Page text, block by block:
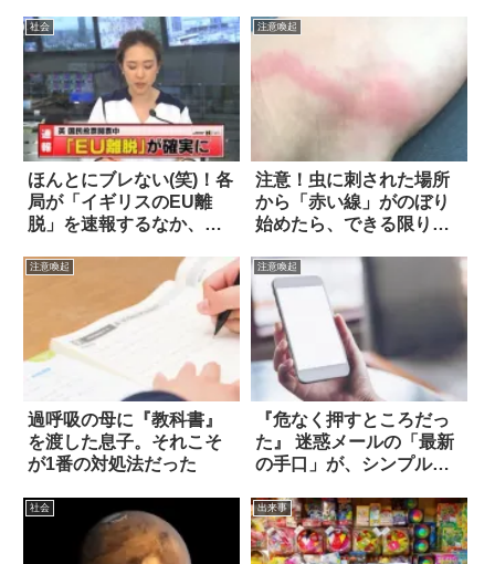
社会
ほんとにブレない(笑)！各
局が「イギリスのEU離
脱」を速報するなか、テ
注意喚起
注意！虫に刺された場所
から「赤い線」がのぼり
始めたら、できる限り病
注意喚起
過呼吸の母に『教科書』
を渡した息子。それこそ
が1番の対処法だった
注意喚起
『危なく押すところだっ
た』 迷惑メールの「最新
の手口」が、シンプルか
社会 出来事